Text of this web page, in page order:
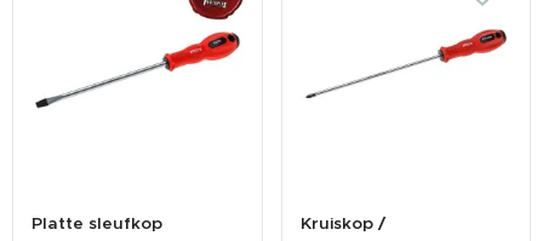
Platte sleufkop
Kruiskop /